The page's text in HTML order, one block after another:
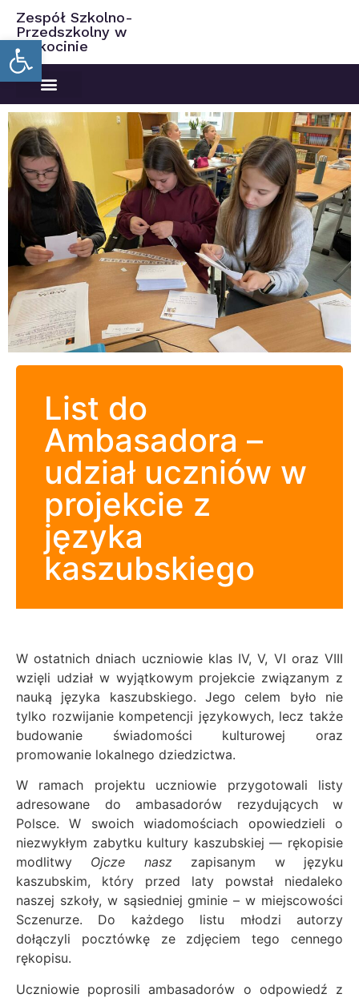
Open toolbar
Zespół Szkolno-
Przedszkolny w
Ciekocinie
List do
Ambasadora –
udział uczniów w
projekcie z
języka
kaszubskiego
W ostatnich dniach uczniowie klas IV, V, VI oraz VIII
wzięli udział w wyjątkowym projekcie związanym z
nauką języka kaszubskiego. Jego celem było nie
tylko rozwijanie kompetencji językowych, lecz także
budowanie świadomości kulturowej oraz
promowanie lokalnego dziedzictwa.
W ramach projektu uczniowie przygotowali listy
adresowane do ambasadorów rezydujących w
Polsce. W swoich wiadomościach opowiedzieli o
niezwykłym zabytku kultury kaszubskiej — rękopisie
modlitwy Ojcze naszzapisanym w języku
kaszubskim, który przed laty powstał niedaleko
naszej szkoły, w sąsiedniej gminie – w miejscowości
Sczenurze. Do każdego listu młodzi autorzy
dołączyli pocztówkę ze zdjęciem tego cennego
rękopisu.
Uczniowie poprosili ambasadorów o odpowiedź z